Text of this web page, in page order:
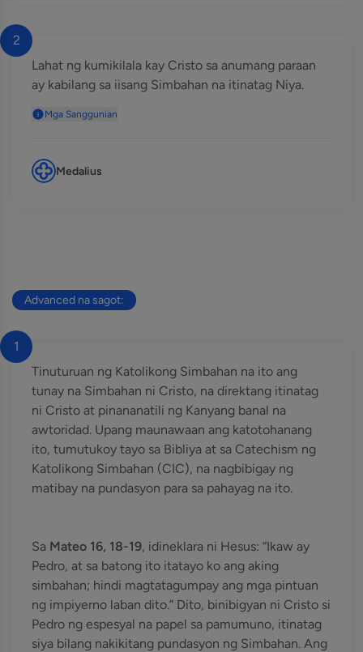
2
Lahat ng kumikilala kay Cristo sa anumang paraan
ay kabilang sa iisang Simbahan na itinatag Niya.
Mga Sanggunian
Medalius
Advanced na sagot:
1
Tinuturuan ng Katolikong Simbahan na ito ang
tunay na Simbahan ni Cristo, na direktang itinatag
ni Cristo at pinananatili ng Kanyang banal na
awtoridad. Upang maunawaan ang katotohanang
ito, tumutukoy tayo sa Bibliya at sa Catechism ng
Katolikong Simbahan (CIC), na nagbibigay ng
matibay na pundasyon para sa pahayag na ito.
Sa Mateo 16, 18-19, idineklara ni Hesus: “Ikaw ay
Pedro, at sa batong ito itatayo ko ang aking
simbahan; hindi magtatagumpay ang mga pintuan
ng impiyerno laban dito.” Dito, binibigyan ni Cristo si
Pedro ng espesyal na papel sa pamumuno, itinatag
siya bilang nakikitang pundasyon ng Simbahan. Ang